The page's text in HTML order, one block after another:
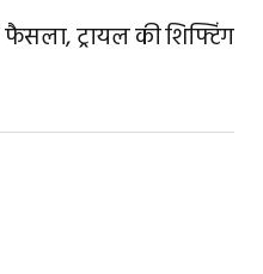
I comment.
फैसला, ट्रायल की शिफ्टिंग